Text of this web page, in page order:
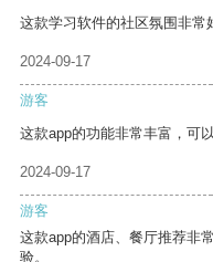
这款学习软件的社区氛围非常
2024-09-17
游客
这款app的功能非常丰富，可
2024-09-17
游客
这款app的酒店、餐厅推荐非
验。